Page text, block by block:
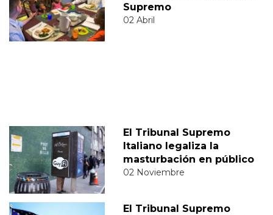
Supremo
02 Abril
El Tribunal Supremo
Italiano legaliza la
masturbación en público
02 Noviembre
El Tribunal Supremo